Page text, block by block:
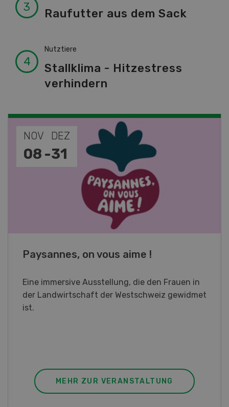
Raufutter aus dem Sack
Nutztiere
Stallklima - Hitzestress
verhindern
NOV
19 -
JAN
28
Fachkurs Aquakultur
Sind Sie in der Fischzucht tätig oder
interessieren Sie sich für das Thema? In
diesem Fall ist unser FBA-Weiterbildungskurs
MEHR ZUR VERANSTALTUNG